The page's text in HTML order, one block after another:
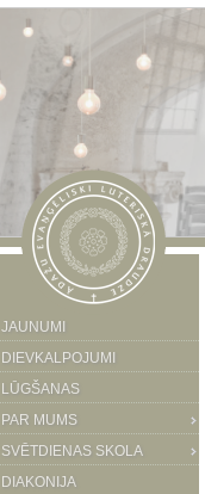
JAUNUMI
DIEVKALPOJUMI
LŪGŠANAS
PAR MUMS
SVĒTDIENAS SKOLA
DIAKONIJA